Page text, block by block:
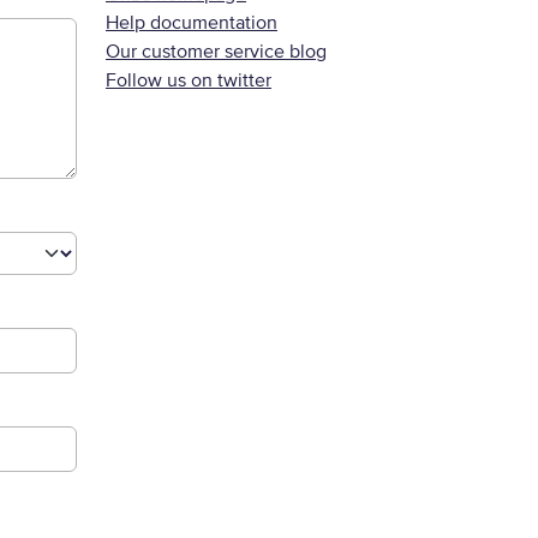
Help documentation
Our customer service blog
Follow us on twitter